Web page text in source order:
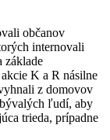
občanov
internovali
základe
K a R násilne
z domovov
ľudí, aby
trieda, prípadne